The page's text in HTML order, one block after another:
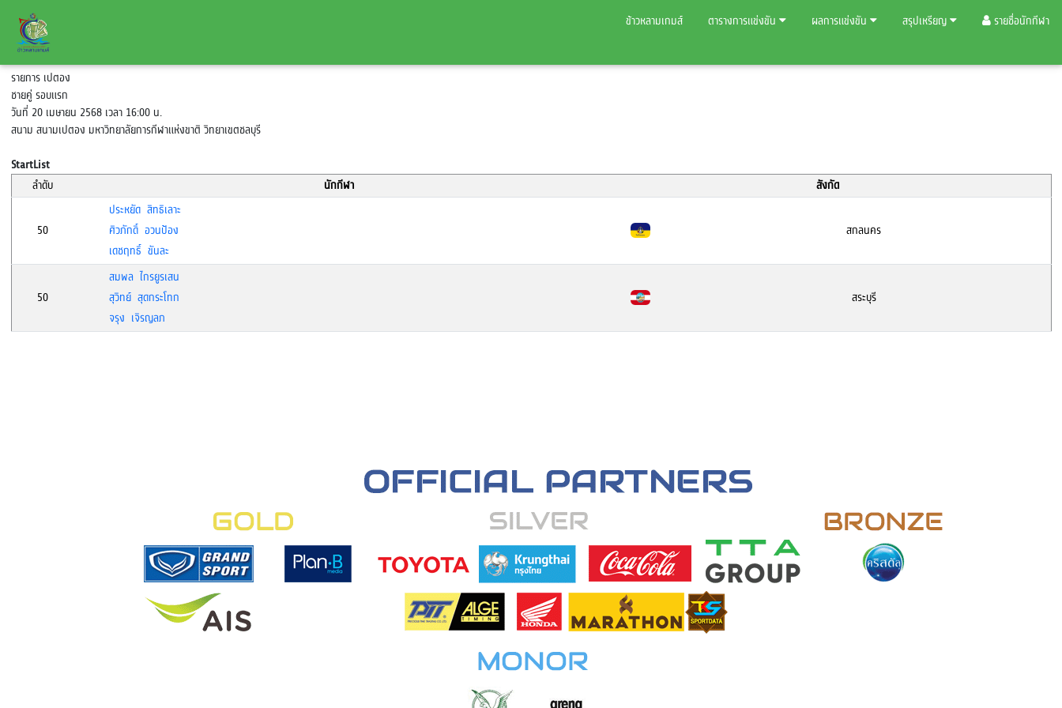
ข้าวหลามเกมส์ ตารางการแข่งขัน ผลการแข่งขัน สรุปเหรียญ รายชื่อนักกีฬา
รายการ เปตอง
ชายคู่ รอบแรก
วันที่ 20 เมษายน 2568 เวลา 16:00 น.
สนาม สนามเปตอง มหาวิทยาลัยการกีฬาแห่งขาติ วิทยาเขตชลบุรี
StartList
ลำดับ
นักกีฬา สังกัด
50
ประหยัด สิทธิเลาะ
ศิวภักดิ์ อวนป้อง
เดชฤทธิ์ ขันละ
สกลนคร
50
สมพล ไกรยูรเสน
สุวิทย์ สุดกระโทก
จรุง เจิรญลภ
สระบุรี